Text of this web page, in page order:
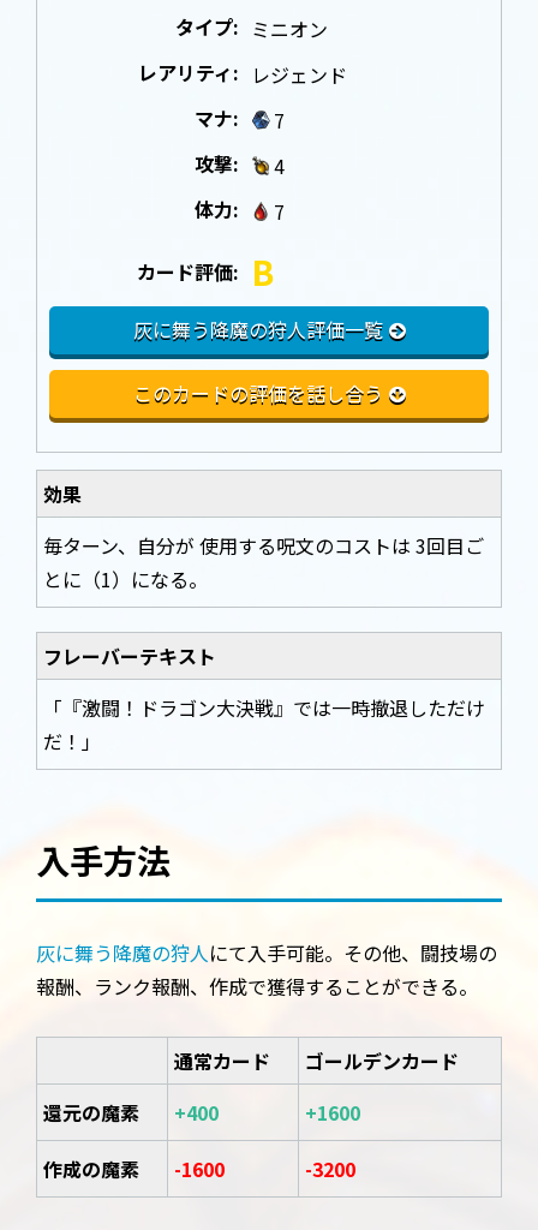
タイプ: ミニオン
レアリティ: レジェンド
マナ:
7
攻撃:
4
体力:
7
カード評価: B
灰に舞う降魔の狩人評価一覧
このカードの評価を話し合う
効果
毎ターン、自分が 使用する呪文のコストは 3回目ご
とに（1）になる。
フレーバーテキスト
「『激闘！ドラゴン大決戦』では一時撤退しただけ
だ！」
入手方法
灰に舞う降魔の狩人にて入手可能。その他、闘技場の
報酬、ランク報酬、作成で獲得することができる。
通常カード
ゴールデンカード
還元の魔素
+400
+1600
作成の魔素
-1600 -3200